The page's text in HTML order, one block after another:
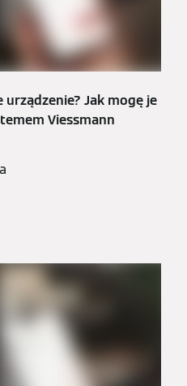
urządzenie? Jak mogę je
Viessmann